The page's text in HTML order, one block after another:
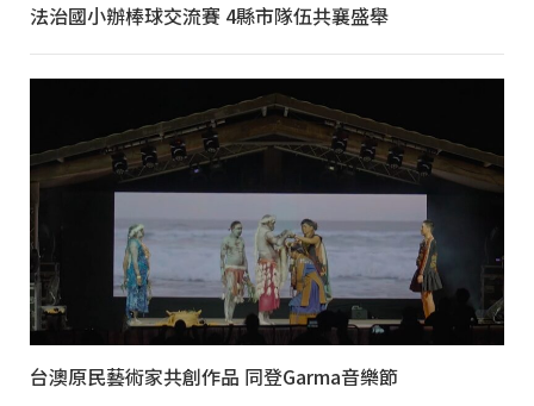
法治國小辦棒球交流賽 4縣市隊伍共襄盛舉
台澳原民藝術家共創作品 同登Garma音樂節